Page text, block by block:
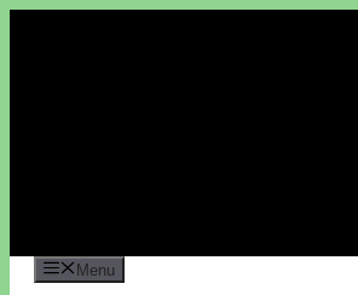
Menu